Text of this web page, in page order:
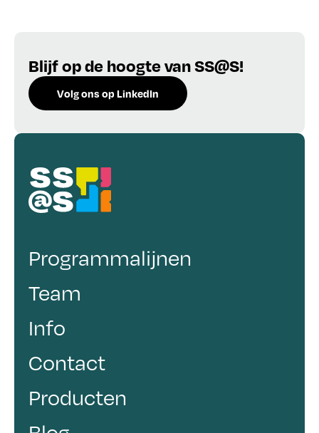
Schrijf je in voor de nieuwsbrief!
Blijf op de hoogte van SS@S!
Volg ons op LinkedIn
Programmalijnen
Team
Info
Contact
Producten